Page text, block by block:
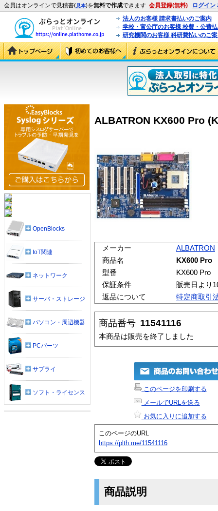
会員はオンラインで見積書(見本)を無料で作成できます 会員登録(無料) ログイン
法人のお客様 請求書払いのご案内
学校・官公庁のお客様 校費・公費
研究機関のお客様 科研費払いのご
ALBATRON KX600 Pro
メーカー
ALBATRON
商品名
KX600 Pro
型番
KX600 Pro
保証条件
販売日より
返品について
特定商取引
商品番号 11541116
本商品は販売を終了しました
このページを印刷する
メールでURLを送る
お気に入りに追加する
このページのURL
https://plth.me/11541116
商品説明
OpenBlocks
IoT関連
ネットワーク
サーバ・ストレージ
パソコン・周辺機器
PCパーツ
サプライ
ソフト・ライセンス